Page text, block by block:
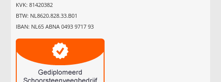
KVK: 81420382
BTW: NL8620.828.33.B01
IBAN: NL65 ABNA 0493 9717 93